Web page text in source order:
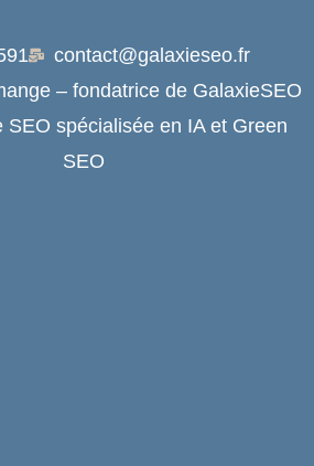
contact@galaxieseo.fr
– fondatrice de GalaxieSEO
SEO spécialisée en IA et Green
SEO